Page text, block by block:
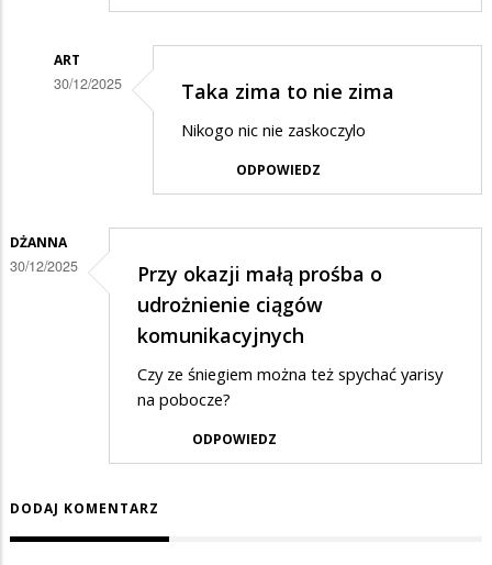
ART
30/12/2025
odpowiedzi
na
Taka zima to nie zima
Nikogo nic nie zaskoczylo
ODPOWIEDZ
DŻANNA
30/12/2025
Przy okazji małą prośba o
udrożnienie ciągów
komunikacyjnych
Czy ze śniegiem można też spychać yarisy
na pobocze?
ODPOWIEDZ
DODAJ KOMENTARZ